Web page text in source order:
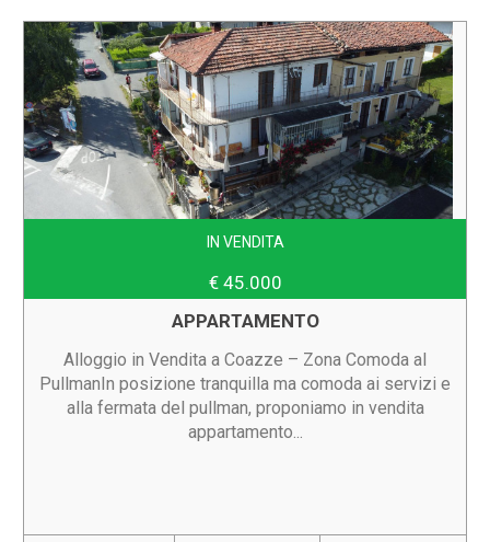
IN VENDITA
€ 45.000
APPARTAMENTO
Alloggio in Vendita a Coazze – Zona Comoda al
PullmanIn posizione tranquilla ma comoda ai servizi e
alla fermata del pullman, proponiamo in vendita
appartamento...